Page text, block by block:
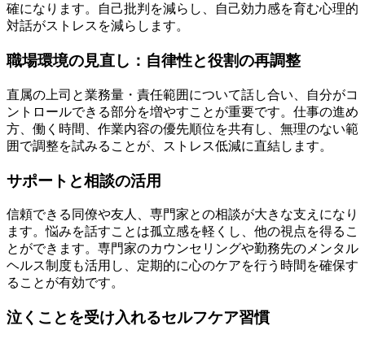
確になります。自己批判を減らし、自己効力感を育む心理的
対話がストレスを減らします。
職場環境の見直し：自律性と役割の再調整
直属の上司と業務量・責任範囲について話し合い、自分がコ
ントロールできる部分を増やすことが重要です。仕事の進め
方、働く時間、作業内容の優先順位を共有し、無理のない範
囲で調整を試みることが、ストレス低減に直結します。
サポートと相談の活用
信頼できる同僚や友人、専門家との相談が大きな支えになり
ます。悩みを話すことは孤立感を軽くし、他の視点を得るこ
とができます。専門家のカウンセリングや勤務先のメンタル
ヘルス制度も活用し、定期的に心のケアを行う時間を確保す
ることが有効です。
泣くことを受け入れるセルフケア習慣